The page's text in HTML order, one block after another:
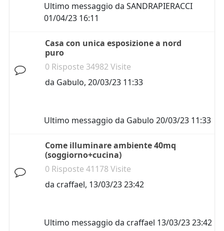
Ultimo messaggio da SANDRAPIERACCI
01/04/23 16:11
Casa con unica esposizione a nord
puro
0 Risposte 34982 Visite
da Gabulo, 20/03/23 11:33
Ultimo messaggio da Gabulo 20/03/23 11:33
Come illuminare ambiente 40mq
(soggiorno+cucina)
0 Risposte 41178 Visite
da craffael, 13/03/23 23:42
Ultimo messaggio da craffael 13/03/23 23:42